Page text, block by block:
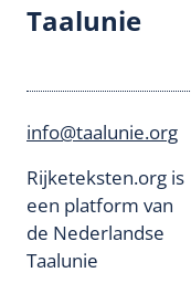
Taalunie
info@taalunie.org
Rijketeksten.org is
een platform van
de Nederlandse
Taalunie